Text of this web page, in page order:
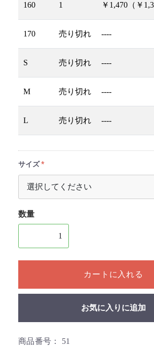
160 1 ￥1,470（￥
170 売り切れ ----
S 売り切れ ----
M 売り切れ ----
L 売り切れ ----
サイズ
数量
1個以上の数量を入力してください
カートに入れる
お気に入りに追加
商品番号： 51